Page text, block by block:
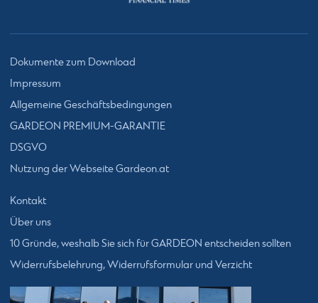
Dokumente zum Download
Impressum
Allgemeine Geschäftsbedingungen
GARDEON PREMIUM-GARANTIE
DSGVO
Nutzung der Webseite Gardeon.at
Kontakt
Über uns
10 Gründe, weshalb Sie sich für GARDEON entscheiden sollten
Widerrufsbelehrung, Widerrufsformular und Verzicht